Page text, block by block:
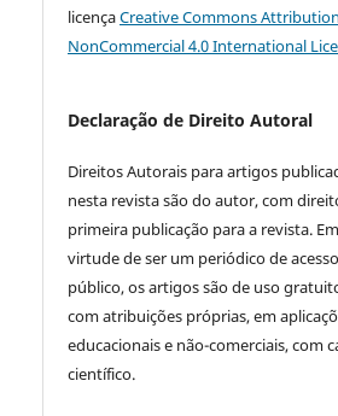
licençaCreative Commons
NonCommercial 4.0 International
Declaração de Direito Autoral
Direitos Autorais para artigos
nesta revista são do autor, com
primeira publicação para a revista. Em
virtude de ser um periódico de acesso
público, os artigos são de uso
com atribuições próprias, em
educacionais e não-comerciais, com
científico.